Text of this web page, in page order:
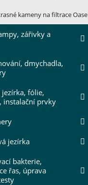
kameny na filtrace Oase
zářivky a
dmychadla,
jezírka, fólie,
instalační prvky
jezírka
bakterie,
řas, úprava